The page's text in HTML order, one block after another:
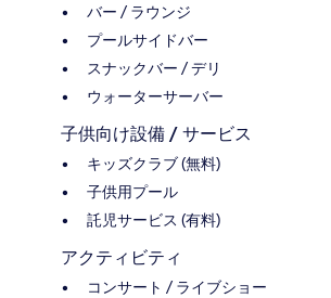
バー / ラウンジ
プールサイドバー
スナックバー / デリ
ウォーターサーバー
子供向け設備 / サービス
キッズクラブ (無料)
子供用プール
託児サービス (有料)
アクティビティ
コンサート / ライブショー